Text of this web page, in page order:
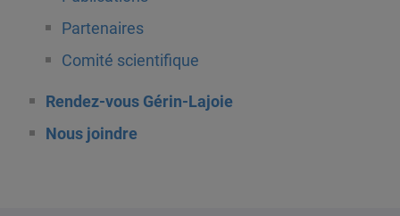
Partenaires
Comité scientifique
Rendez-vous Gérin-Lajoie
Nous joindre